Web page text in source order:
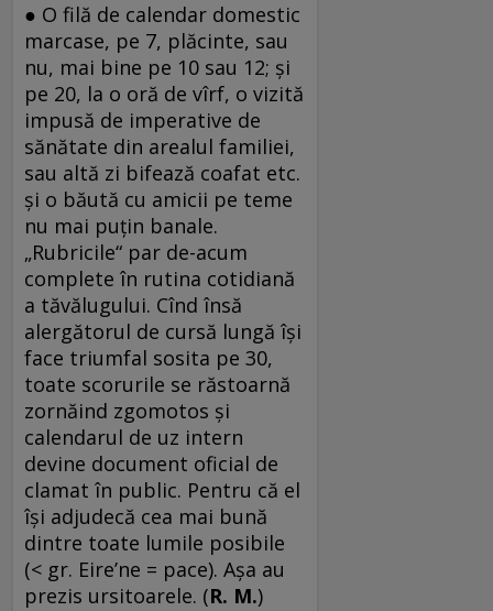
● O filă de calendar domestic
marcase, pe 7, plăcinte, sau
nu, mai bine pe 10 sau 12; și
pe 20, la o oră de vîrf, o vizită
impusă de imperative de
sănătate din arealul familiei,
sau altă zi bifează coafat etc.
și o băută cu amicii pe teme
nu mai puțin banale.
„Rubricile“ par de-acum
complete în rutina cotidiană
a tăvălugului. Cînd însă
alergătorul de cursă lungă își
face triumfal sosita pe 30,
toate scorurile se răstoarnă
zornăind zgomotos și
calendarul de uz intern
devine document oficial de
clamat în public. Pentru că el
își adjudecă cea mai bună
dintre toate lumile posibile
(< gr. Eire’ne = pace). Așa au
prezis ursitoarele. (R. M.)